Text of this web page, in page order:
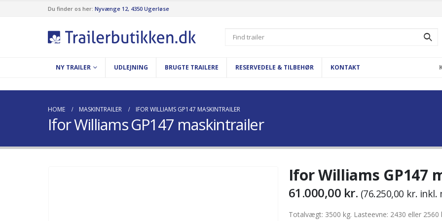
Du finder os her: Nyvænge 12, 4350 Ugerløse
for:
NY TRAILER UDLEJNING BRUGTE TRAILERE RESERVEDELE & TILBEHØR KONTAKT
HOME MASKINTRAILER IFOR WILLIAMS GP147 MASKINTRAILER
Ifor Williams GP147 maskintrailer
Ifor Williams GP147
61.000,00 kr. (76.250,00 kr. inkl.
Totalvægt: 3500 kg. Lasteevne: 2430 eller 2560